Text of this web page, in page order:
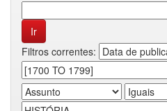
Filtros correntes: